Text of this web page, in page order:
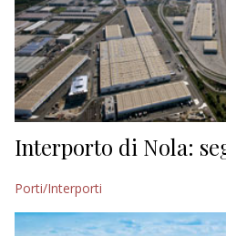
Interporto di Nola:
Porti/Interporti